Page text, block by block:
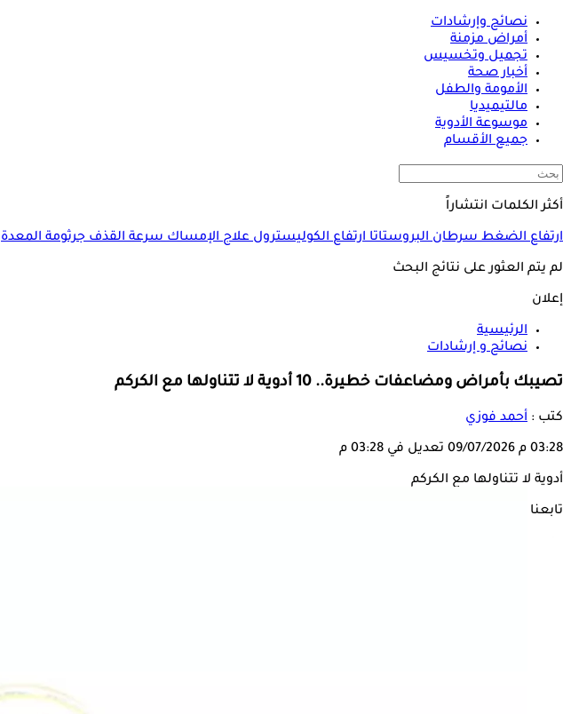
نصائح وإرشادات
أمراض مزمنة
تجميل وتخسيس
أخبار صحة
الأمومة والطفل
مالتيميديا
موسوعة الأدوية
جميع الأقسام
أكثر الكلمات انتشاراً
ارتفاع الضغطسرطان البروستاتاارتفاع الكوليسترولعلاج الإمساكسرعة القذفجرثومة المعدة
لم يتم العثور على نتائج البحث
إعلان
الرئيسية
نصائح و إرشادات
تصيبك بأمراض ومضاعفات خطيرة.. 10 أدوية لا تتناولها مع الكركم
كتب : أحمد فوزي
03:28 م 09/07/2026 تعديل في 03:28 م
أدوية لا تتناولها مع الكركم
تابعنا على